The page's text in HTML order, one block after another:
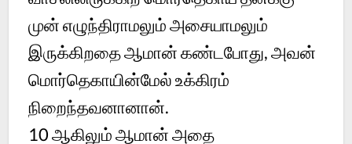
முன் எழுந்திராமலும் அசையாமலும்
இருக்கிறதை ஆமான் கண்டபோது, அவன்
மொர்தெகாயின்மேல் உக்கிரம்
நிறைந்தவனானான்.
10 ஆகிலும் ஆமான் அதை